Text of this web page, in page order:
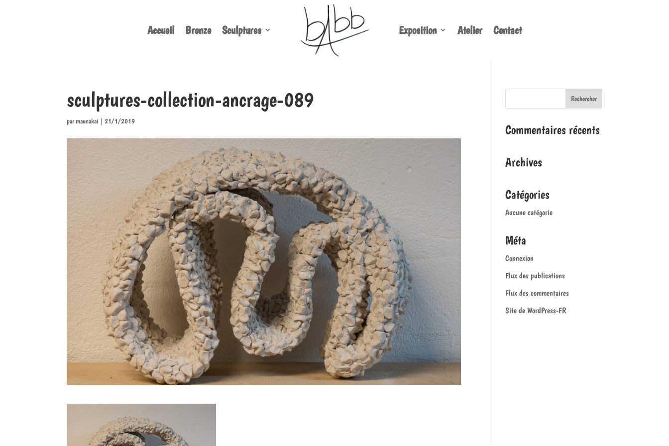
Accueil Bronze Sculptures Exposition Atelier Contact
sculptures-collection-ancrage-089
par maunakai |21/1/2019
Commentaires récents
Archives
Catégories
Aucune catégorie
Méta
Connexion
Flux des publications
Flux des commentaires
Site de WordPress-FR